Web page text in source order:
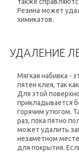
Резина может
химикатов.
УДАЛЕНИЕ
Мягкая набивка -
пятен клея, так
Для этой
прикладывается
горячим утюгом.
раз, пока пятно
может удалить
незаметном
для покрытия.